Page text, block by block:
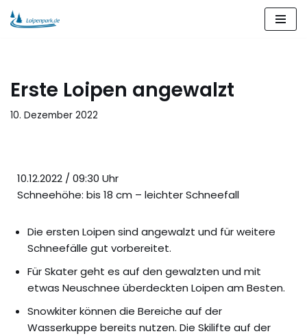
Erste Loipen angewalzt
10. Dezember 2022
10.12.2022 / 09:30 Uhr
Schneehöhe: bis 18 cm – leichter Schneefall
Die ersten Loipen sind angewalzt und für weitere
Schneefälle gut vorbereitet.
Für Skater geht es auf den gewalzten und mit
etwas Neuschnee überdeckten Loipen am Besten.
Snowkiter können die Bereiche auf der
Wasserkuppe bereits nutzen. Die Skilifte auf der